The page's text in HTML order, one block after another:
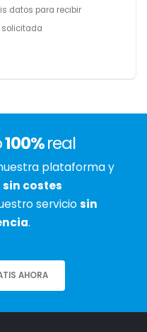
datos para recibir
100%real
plataforma y
sin costes
serviciosin
.
AHORA